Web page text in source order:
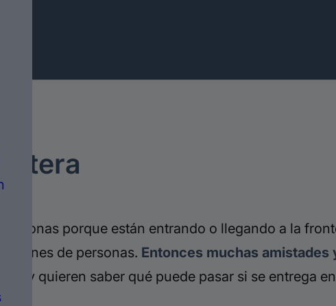
porque están entrando o llegando a la
de personas. Entonces muchas amistades
y quieren saber qué puede pasar si se entrega